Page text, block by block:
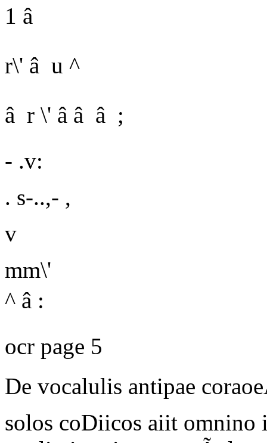
1 â
r\' â u ^
â r \' â â â ;
- .v:
. s-..,- ,
v
mm\'
^ â :
ocr page 5
De vocalulis antipae
solos coDiicos aiit omnino